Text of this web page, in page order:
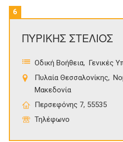
6
ΠΥΡΙΚΗΣ ΣΤΕΛΙΟΣ
Οδική Βοήθεια
Γενικές
Πυλαία Θεσσαλονίκης
Μακεδονία
Περσεφόνης 7, 55535
Τηλέφωνο